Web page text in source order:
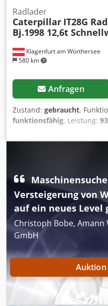
Klagenfurt am Wörthersee
580 km
Radlader
Caterpillar IT28G
Bj.1998 12,6t
Anfragen
Zustand: gebraucht,
funktionsfähig, Leistung:
Betriebsgewicht:12.600 kg,
Palettengabeln
Schnellwechselsystem!
17762 Betriebsstunden
Produkt Nummer:
Cedpfx Anji Tmhpsdeha Tel.
Versteigerung von
auf ein neues Level
Christoph Bobe, Amann
GmbH
Auktion